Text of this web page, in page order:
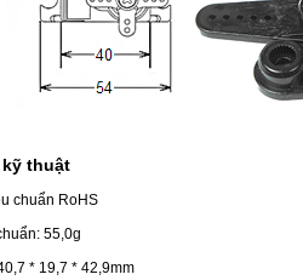
thuật
chuẩn RoHS
55,0g
* 19,7 * 42,9mm